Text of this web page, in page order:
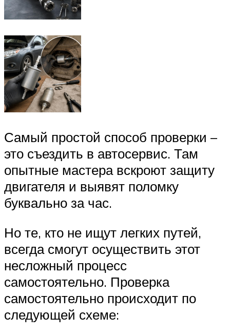
Самый простой способ проверки –
это съездить в автосервис. Там
опытные мастера вскроют защиту
двигателя и выявят поломку
буквально за час.
Но те, кто не ищут легких путей,
всегда смогут осуществить этот
несложный процесс
самостоятельно. Проверка
самостоятельно происходит по
следующей схеме: